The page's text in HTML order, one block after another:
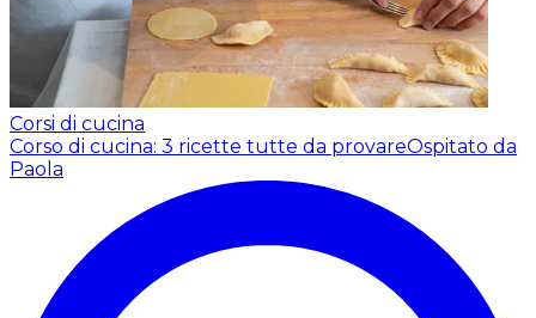
Corsi di cucina
Corso di cucina: 3 ricette tutte da provareOspitato da
Paola